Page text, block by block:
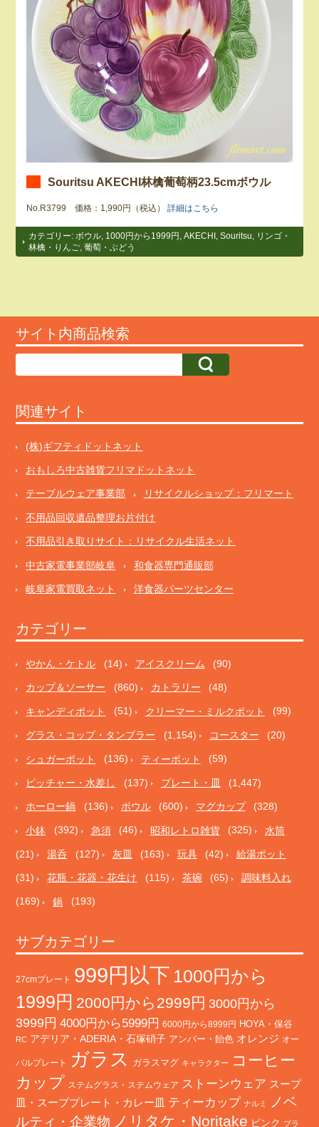
Souritsu AKECHI林檎葡萄柄23.5cmボウル
No.R3799 価格：1,990円（税込）詳細はこちら
カテゴリー:ボウル, 1000円から1999円 ,AKECHI ,Souritsu, リンゴ・
林檎・りんご,葡萄・ぶどう
サイト内商品検索
関連サイト
(株)ギフティドットネット
おもしろ中古雑貨フリマドットネット
テーブルウェア事業部 リサイクルショップ：フリマート
不用品回収遺品整理お片付け
不用品引き取りサイト：リサイクル生活ネット
中古家電事業部岐阜 和食器専門通販部
岐阜家電買取ネット 洋食器パーツセンター
カテゴリー
やかん・ケトル (14) アイスクリーム (90)
カップ＆ソーサー (860) カトラリー (48)
キャンディポット (51) クリーマー・ミルクポット (99)
グラス・コップ・タンブラー (1,154) コースター (20)
シュガーポット (136) ティーポット (59)
ピッチャー・水差し (137) プレート・皿 (1,447)
ホーロー鍋 (136) ボウル (600) マグカップ (328)
小鉢 (392) 急須 (46) 昭和レトロ雑貨 (325) 水筒
(21) 湯呑 (127) 灰皿 (163) 玩具 (42) 給湯ポット
(31) 花瓶・花器・花生け (115) 茶碗 (65) 調味料入れ
(169) 鍋 (193)
サブカテゴリー
27cmプレート 999円以下 1000円から
1999円 2000円から2999円 3000円から
3999円 4000円から5999円 6000円から8999円 HOYA・保谷
RC アデリア・ADERIA・石塚硝子 アンバー・飴色 オレンジ オー
バルプレート ガラス ガラスマグ キャラクター
コーヒー
カップ ステムグラス・ステムウェア ストーンウェア スープ
皿・スーププレート・カレー皿 ティーカップ ナルミ
ノベ
ルティ・企業物 ノリタケ・Noritake ピンク プラ